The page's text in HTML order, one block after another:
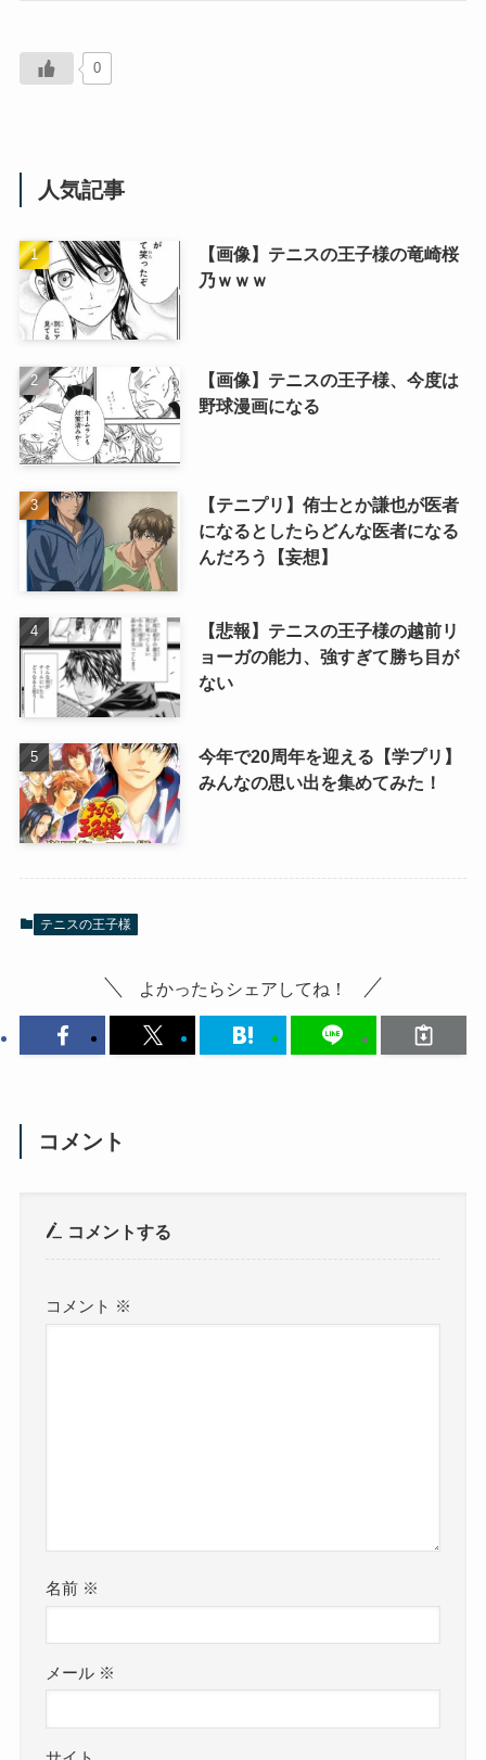
0
人気記事
【画像】テニスの王子様の竜崎桜
乃ｗｗｗ
【画像】テニスの王子様、今度は
野球漫画になる
【テニプリ】侑士とか謙也が医者
になるとしたらどんな医者になる
んだろう【妄想】
【悲報】テニスの王子様の越前リ
ョーガの能力、強すぎて勝ち目が
ない
今年で20周年を迎える【学プリ】
みんなの思い出を集めてみた！
テニスの王子様
よかったらシェアしてね！
コメント
コメントする
コメント ※
名前 ※
メール ※